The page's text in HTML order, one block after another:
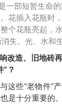
部短暂生命的
花插入花瓶时
个花瓶亮起，
失。光、水和
改造、旧地砖
”？
这些“老物件”
是十分重要的。